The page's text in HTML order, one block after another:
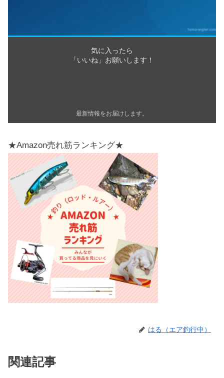
気に入ったら
「いいね」お願いします！
最新情報をお届けします。
★Amazon売れ筋ランキング★
はる（エア釣行中）
関連記事